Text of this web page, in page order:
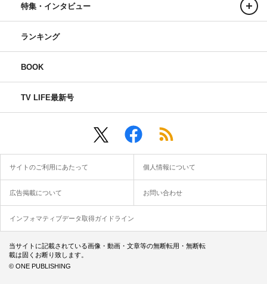
特集・インタビュー
ランキング
BOOK
TV LIFE最新号
サイトのご利用にあたって 個人情報について
広告掲載について お問い合わせ
インフォマティブデータ取得ガイドライン
当サイトに記載されている画像・動画・文章等の無断転用・無断転
載は固くお断り致します。
© ONE PUBLISHING